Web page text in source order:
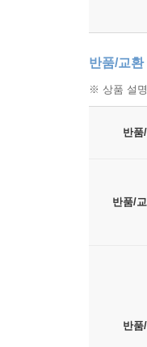
반품/교환
※ 상품 설
반품
반품/
반품